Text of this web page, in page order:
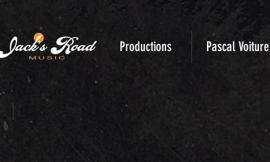
Productions Pascal Voiture